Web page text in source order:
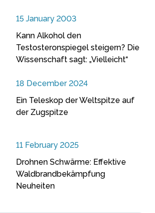
15 January 2003
Kann Alkohol den
Testosteronspiegel steigern? Die
Wissenschaft sagt: „Vielleicht“
18 December 2024
Ein Teleskop der Weltspitze auf
der Zugspitze
11 February 2025
Drohnen Schwärme: Effektive
Waldbrandbekämpfung
Neuheiten